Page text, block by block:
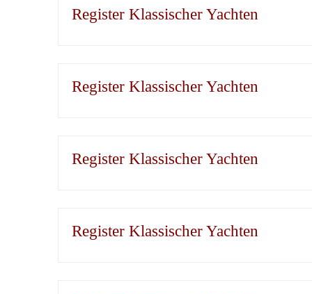
Register Klassischer Yachten
Register Klassischer Yachten
Register Klassischer Yachten
Register Klassischer Yachten